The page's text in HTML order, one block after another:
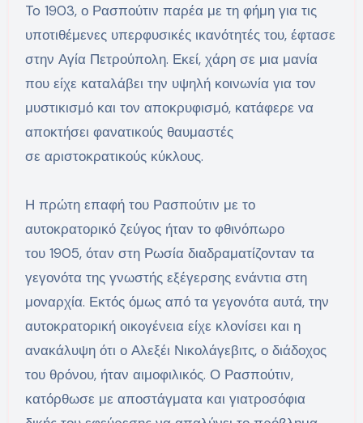
To 1903, ο Ρασπούτιν παρέα με τη φήμη για τις
υποτιθέμενες υπερφυσικές ικανότητές του, έφτασε
στην Αγία Πετρούπολη. Εκεί, χάρη σε μια μανία
που είχε καταλάβει την υψηλή κοινωνία για τον
μυστικισμό και τον αποκρυφισμό, κατάφερε να
αποκτήσει φανατικούς θαυμαστές
σε αριστοκρατικούς κύκλους.
Η πρώτη επαφή του Ρασπούτιν με το
αυτοκρατορικό ζεύγος ήταν το φθινόπωρο
του 1905, όταν στη Ρωσία διαδραματίζονταν τα
γεγονότα της γνωστής εξέγερσης ενάντια στη
μοναρχία. Εκτός όμως από τα γεγονότα αυτά, την
αυτοκρατορική οικογένεια είχε κλονίσει και η
ανακάλυψη ότι ο Αλεξέι Νικολάγεβιτς, ο διάδοχος
του θρόνου, ήταν αιμοφιλικός. Ο Ρασπούτιν,
κατόρθωσε με αποστάγματα και γιατροσόφια